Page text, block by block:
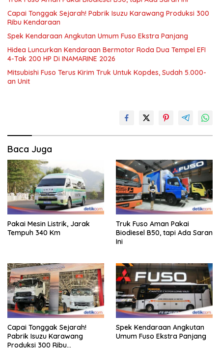
Capai Tonggak Sejarah! Pabrik Isuzu Karawang Produksi 300
Ribu Kendaraan
Spek Kendaraan Angkutan Umum Fuso Ekstra Panjang
Hidea Luncurkan Kendaraan Bermotor Roda Dua Tempel EFI
4-Tak 200 HP Di INAMARINE 2026
Mitsubishi Fuso Terus Kirim Truk Untuk Kopdes, Sudah 5.000-
an Unit
Baca Juga
Pakai Mesin Listrik, Jarak
Tempuh 340 Km
Truk Fuso Aman Pakai
Biodiesel B50, tapi Ada Saran
Ini
Capai Tonggak Sejarah!
Pabrik Isuzu Karawang
Produksi 300 Ribu
Spek Kendaraan Angkutan
Umum Fuso Ekstra Panjang